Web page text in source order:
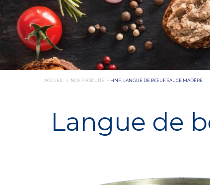
ACCUEIL > NOS PRODUITS > HNF. LANGUE DE BŒUF SAUCE MADÈRE
Langue de